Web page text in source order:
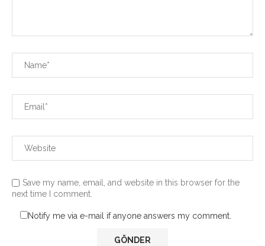
Save my name, email, and website in this browser for the
next time I comment.
Notify me via e-mail if anyone answers my comment.